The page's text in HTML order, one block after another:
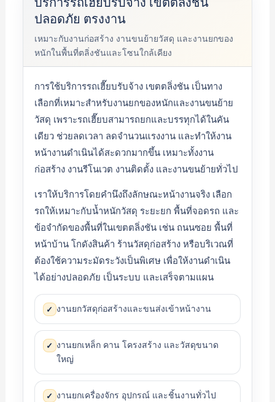
ปลอดภัย ตรงงาน
เหมาะกับงานก่อสร้าง งานขนย้ายวัสดุ และงานยกของ
หนักในพื้นที่ตลิ่งชันและโซนใกล้เคียง
การใช้บริการรถเฮี๊ยบรับจ้าง เขตตลิ่งชัน เป็นทาง
เลือกที่เหมาะสำหรับงานยกของหนักและงานขนย้าย
วัสดุ เพราะรถเฮี๊ยบสามารถยกและบรรทุกได้ในคัน
เดียว ช่วยลดเวลา ลดจำนวนแรงงาน และทำให้งาน
หน้างานดำเนินได้สะดวกมากขึ้น เหมาะทั้งงาน
ก่อสร้าง งานรีโนเวต งานติดตั้ง และงานขนย้ายทั่วไป
เราให้บริการโดยคำนึงถึงลักษณะหน้างานจริง เลือก
รถให้เหมาะกับน้ำหนักวัสดุ ระยะยก พื้นที่จอดรถ และ
ข้อจำกัดของพื้นที่ในเขตตลิ่งชัน เช่น ถนนซอย พื้นที่
หน้าบ้าน โกดังสินค้า ร้านวัสดุก่อสร้าง หรือบริเวณที่
ต้องใช้ความระมัดระวังเป็นพิเศษ เพื่อให้งานดำเนิน
ได้อย่างปลอดภัย เป็นระบบ และเสร็จตามแผน
✓ งานยกวัสดุก่อสร้างและขนส่งเข้าหน้างาน
✓ งานยกเหล็ก คาน โครงสร้าง และวัสดุขนาด
ใหญ่
✓ งานยกเครื่องจักร อุปกรณ์ และชิ้นงานทั่วไป